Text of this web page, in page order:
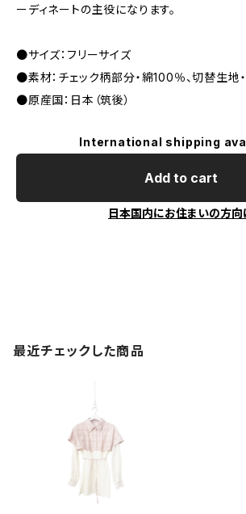
ーディネートの主役になります。
●サイズ：フリーサイズ
●素材：チェック柄部分・綿100％、切替生地
●原産国：日本（筑後）
International shipping
Add to cart
日本国内にお住まいの方向
最近チェックした商品